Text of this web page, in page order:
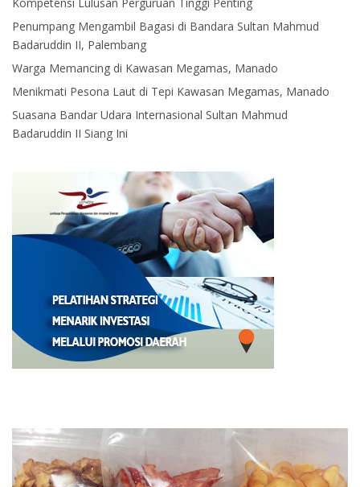
Penumpang Mengambil Bagasi di Bandara Sultan Mahmud
Badaruddin II, Palembang
Warga Memancing di Kawasan Megamas, Manado
Menikmati Pesona Laut di Tepi Kawasan Megamas, Manado
Suasana Bandar Udara Internasional Sultan Mahmud
Badaruddin II Siang Ini